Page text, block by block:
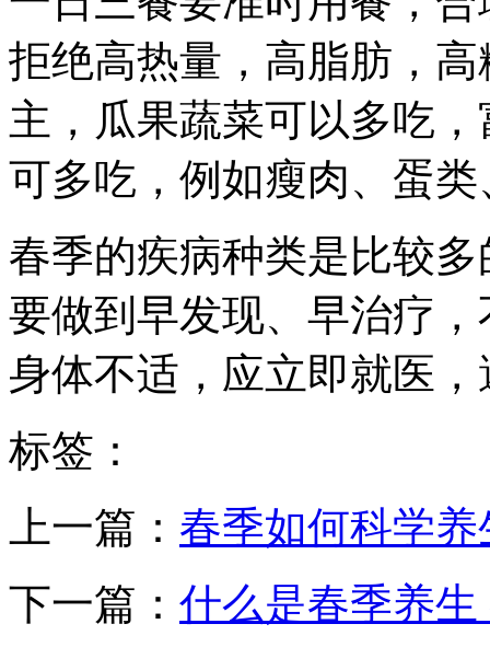
拒绝高热量，高脂肪，
主，瓜果蔬菜可以多吃
可多吃，例如瘦肉、蛋
春季的疾病种类是比较
要做到早发现、早治疗
身体不适，应立即就医
标签：
上一篇： 春季如何科学
下一篇： 什么是春季养